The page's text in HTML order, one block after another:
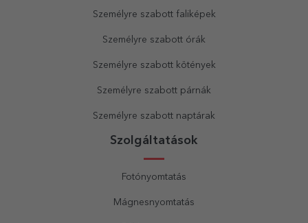
Személyre szabott faliképek
Személyre szabott órák
Személyre szabott kötények
Személyre szabott párnák
Személyre szabott naptárak
Szolgáltatások
Fotónyomtatás
Mágnesnyomtatás